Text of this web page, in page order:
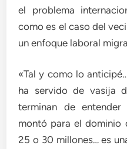
el problema
como es el caso del
un enfoque laboral
«Tal y como lo
ha servido de vasija
terminan de
montó para el dominio
25 o 30 millones… es